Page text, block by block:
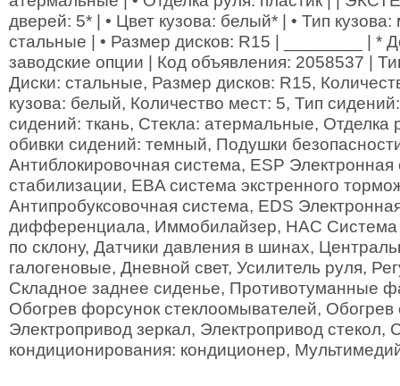
дверей: 5* | • Цвет кузова: белый* | • Тип
стальные | • Размер дисков: R15 | ________ | *
заводские опции | Код объявления: 2058537 |
Диски: стальные, Размер дисков: R15,
кузова: белый, Количество мест: 5, Тип
сидений: ткань, Стекла: атермальные, Отделка
обивки сидений: темный, Подушки
Антиблокировочная система, ESP
стабилизации, EBA система экстренного
Антипробуксовочная система, EDS
дифференциала, Иммобилайзер, HAC
по склону, Датчики давления в шинах,
галогеновые, Дневной свет, Усилитель руля,
Складное заднее сиденье, Противотуманные
Обогрев форсунок стеклоомывателей, Обогрев
Электропривод зеркал, Электропривод стекол,
кондиционирования: кондиционер,